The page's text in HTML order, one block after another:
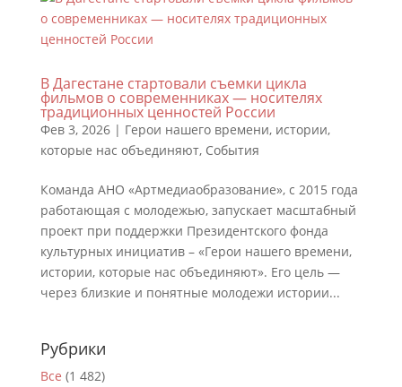
В Дагестане стартовали съемки цикла
фильмов о современниках — носителях
традиционных ценностей России
Фев 3, 2026| Герои нашего времени, истории,
которые нас объединяют, События
Команда АНО «Артмедиаобразование», с 2015 года
работающая с молодежью, запускает масштабный
проект при поддержки Президентского фонда
культурных инициатив – «Герои нашего времени,
истории, которые нас объединяют». Его цель —
через близкие и понятные молодежи истории...
Рубрики
Все (1 482)